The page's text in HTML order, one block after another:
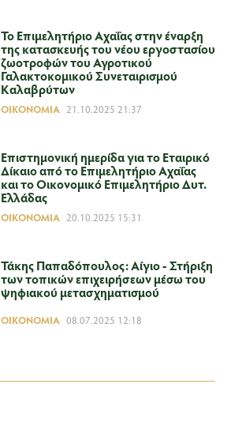
Το Επιμελητήριο Αχαΐας στην έναρξη
της κατασκευής του νέου εργοστασίου
ζωοτροφών του Αγροτικού
Γαλακτοκομικού Συνεταιρισμού
Καλαβρύτων
ΟΙΚΟΝΟΜΊΑ 21.10.2025 21:37
Επιστημονική ημερίδα για το Εταιρικό
Δίκαιο από το Επιμελητήριο Αχαΐας
και το Οικονομικό Επιμελητήριο Δυτ.
Ελλάδας
ΟΙΚΟΝΟΜΊΑ 20.10.2025 15:31
Τάκης Παπαδόπουλος: Αίγιο - Στήριξη
των τοπικών επιχειρήσεων μέσω του
ψηφιακού μετασχηματισμού
ΟΙΚΟΝΟΜΊΑ 08.07.2025 12:18